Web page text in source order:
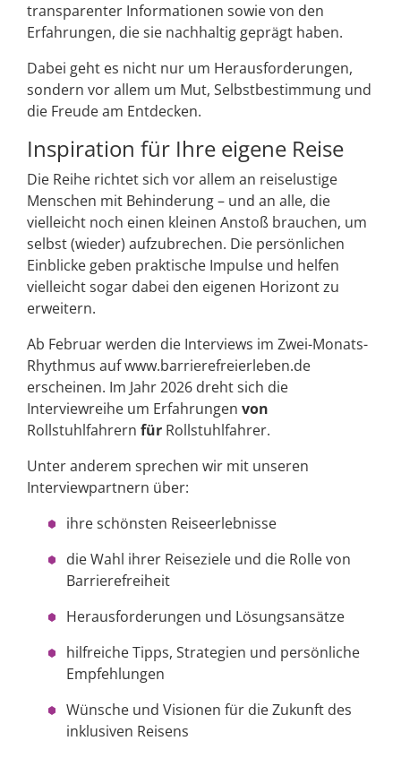
transparenter Informationen sowie von den
Erfahrungen, die sie nachhaltig geprägt haben.
Dabei geht es nicht nur um Herausforderungen,
sondern vor allem um Mut, Selbstbestimmung und
die Freude am Entdecken.
Inspiration für Ihre eigene Reise
Die Reihe richtet sich vor allem an reiselustige
Menschen mit Behinderung – und an alle, die
vielleicht noch einen kleinen Anstoß brauchen, um
selbst (wieder) aufzubrechen. Die persönlichen
Einblicke geben praktische Impulse und helfen
vielleicht sogar dabei den eigenen Horizont zu
erweitern.
Ab Februar werden die Interviews im Zwei-Monats-
Rhythmus auf www.barrierefreierleben.de
erscheinen. Im Jahr 2026 dreht sich die
Interviewreihe um Erfahrungen von
Rollstuhlfahrern für Rollstuhlfahrer.
Unter anderem sprechen wir mit unseren
Interviewpartnern über:
ihre schönsten Reiseerlebnisse
die Wahl ihrer Reiseziele und die Rolle von
Barrierefreiheit
Herausforderungen und Lösungsansätze
hilfreiche Tipps, Strategien und persönliche
Empfehlungen
Wünsche und Visionen für die Zukunft des
inklusiven Reisens